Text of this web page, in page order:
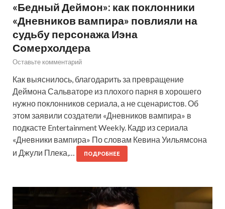
«Бедный Деймон»: как поклонники
«Дневников вампира» повлияли на
судьбу персонажа Иэна
Сомерхолдера
Оставьте комментарий
Как выяснилось, благодарить за превращение
Деймона Сальваторе из плохого парня в хорошего
нужно поклонников сериала, а не сценаристов. Об
этом заявили создатели «Дневников вампира» в
подкасте Entertainment Weekly. Кадр из сериала
«Дневники вампира» По словам Кевина Уильямсона
и Джули Плека,…
ПОДРОБНЕЕ